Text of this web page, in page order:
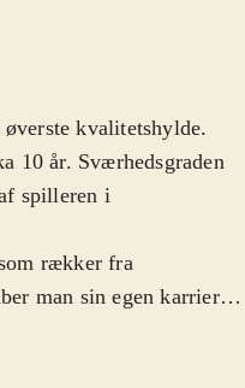
kvalitetshylde.
10 år. Sværhedsgraden
spilleren i
rækker fra
man sin egen karriere
kan man